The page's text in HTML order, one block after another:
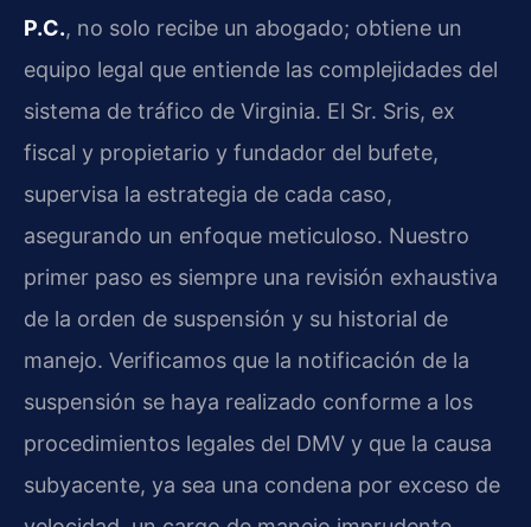
P.C., no solo recibe un abogado; obtiene un
equipo legal que entiende las complejidades del
sistema de tráfico de Virginia. El Sr. Sris, ex
fiscal y propietario y fundador del bufete,
supervisa la estrategia de cada caso,
asegurando un enfoque meticuloso. Nuestro
primer paso es siempre una revisión exhaustiva
de la orden de suspensión y su historial de
manejo. Verificamos que la notificación de la
suspensión se haya realizado conforme a los
procedimientos legales del DMV y que la causa
subyacente, ya sea una condena por exceso de